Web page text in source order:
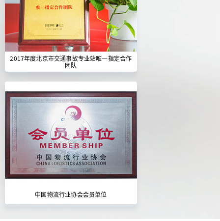
2017年度北京市交通事故专业站唯一指定合作
团队
中国物流行业协会会员单位